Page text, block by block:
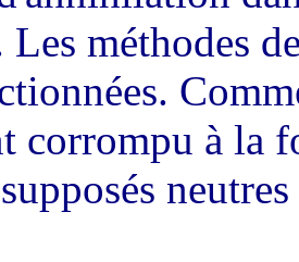
méthodes
corrompu à la